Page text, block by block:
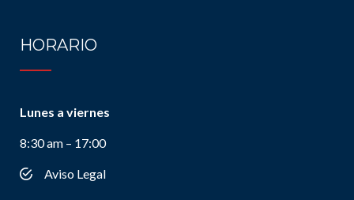
HORARIO
Lunes a viernes
8:30 am – 17:00
Aviso Legal